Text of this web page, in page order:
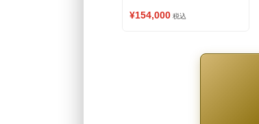
¥154,000 税込